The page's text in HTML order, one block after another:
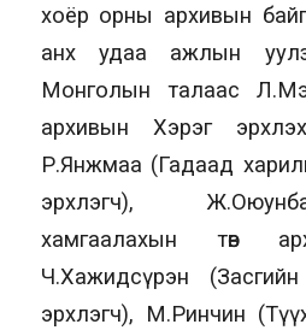
хоёр орны архивын
анх удаа ажлын
Монголын талаас
архивын Хэрэг
Р.Янжмаа (Гадаад
эрхлэгч),
хамгаалахын төв
Ч.Хажидсүрэн
эрхлэгч), М.Ринчин